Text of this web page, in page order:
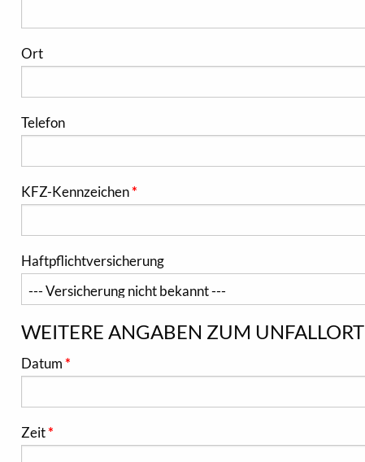
Ort
Telefon
KFZ-Kennzeichen
Haftpflichtversicherung
WEITERE ANGABEN ZUM UNFALLORT
Datum
Zeit